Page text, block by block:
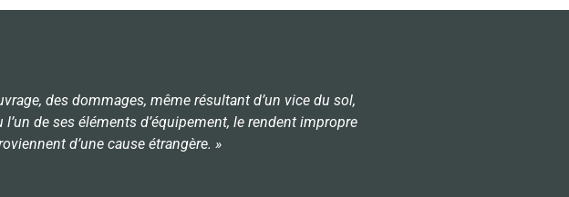
des dommages, même résultant d’un vice du sol,
de ses éléments d’équipement, le rendent impropre
d’une cause étrangère. »